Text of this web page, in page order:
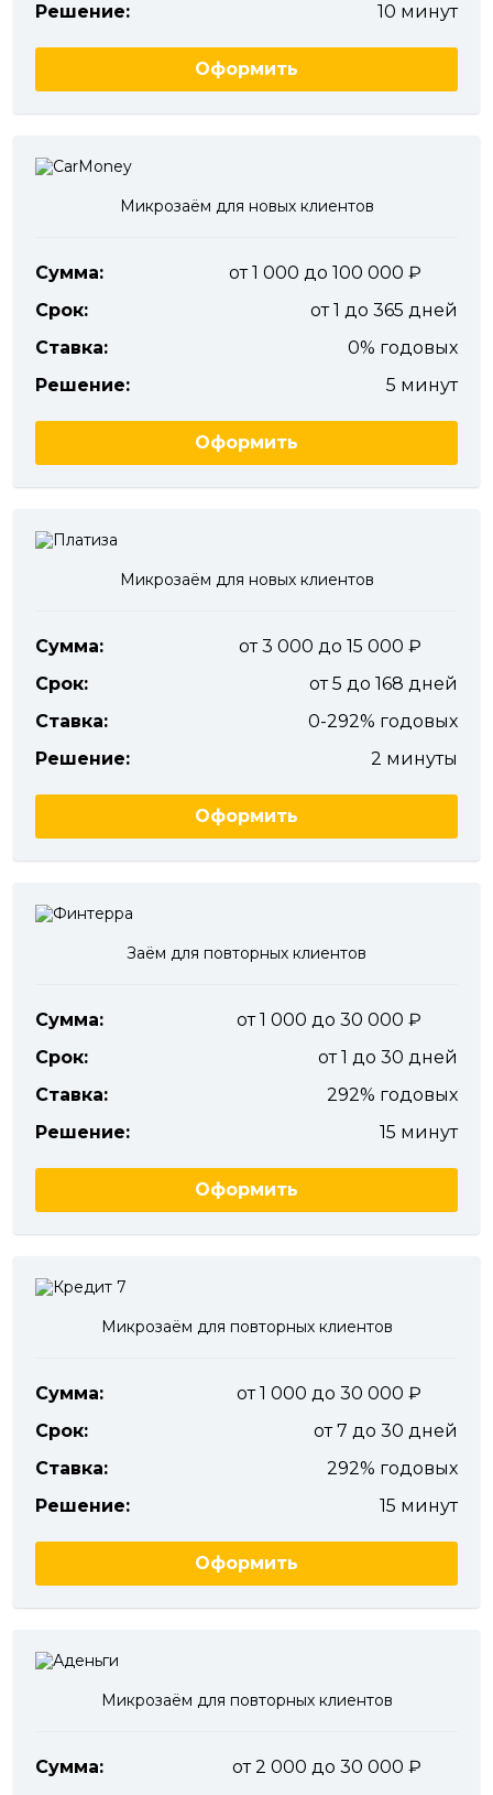
Решение:
10 минут
Оформить
Микрозаём для новых клиентов
Сумма:
от 1 000 до 100 000
Срок:
от 1 до 365 дней
Ставка:
0% годовых
Решение:
5 минут
Оформить
Микрозаём для новых клиентов
Сумма:
от 3 000 до 15 000
Срок:
от 5 до 168 дней
Ставка:
0-292% годовых
Решение:
2 минуты
Оформить
Заём для повторных клиентов
Сумма:
от 1 000 до 30 000
Срок:
от 1 до 30 дней
Ставка:
292% годовых
Решение:
15 минут
Оформить
Микрозаём для повторных клиентов
Сумма:
от 1 000 до 30 000
Срок:
от 7 до 30 дней
Ставка:
292% годовых
Решение:
15 минут
Оформить
Микрозаём для повторных клиентов
Сумма:
от 2 000 до 30 000